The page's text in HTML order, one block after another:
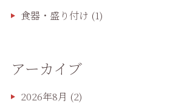
食器・盛り付け (1)
アーカイブ
2026年8月 (2)